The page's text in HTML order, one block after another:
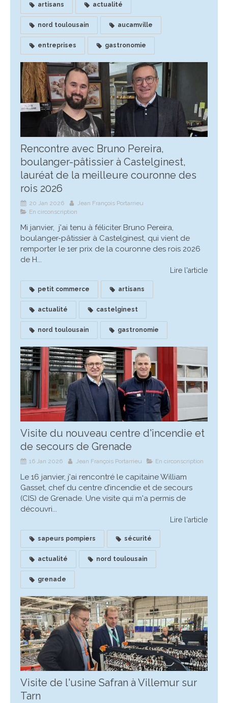
artisans actualité
nord toulousain aucamville
entreprises gastronomie
Rencontre avec Bruno Pereira,
boulanger-pâtissier à Castelginest,
lauréat de la meilleure couronne des
rois 2026
20 Jan 2026
Jean François Portarrieu
En circonscription
Mi janvier, j'ai tenu à féliciter Bruno Pereira,
boulanger-pâtissier à Castelginest, qui vient de
remporter le 1er prix de la couronne des rois 2026
de H...
Lire l'article
petit commerce artisans
actualité castelginest
nord toulousain gastronomie
Visite du nouveau centre d'incendie et
de secours de Grenade
16 Jan 2026 Jean François Portarrieu En circonscription
Le 16 janvier, j'ai rencontré le capitaine William
Gasset, chef du centre d’incendie et de secours
(CIS) de Grenade. Une visite qui m'a permis de
découvri...
Lire l'article
sapeurs pompiers sécurité
actualité nord toulousain
grenade
Visite de l'usine Safran à Villemur sur
Tarn